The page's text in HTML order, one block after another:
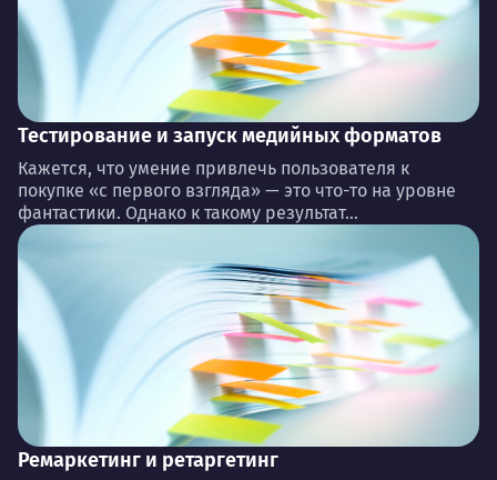
Тестирование и запуск медийных форматов
Кажется, что умение привлечь пользователя к
покупке «с первого взгляда» — это что-то на уровне
фантастики. Однако к такому результат...
Ремаркетинг и ретаргетинг